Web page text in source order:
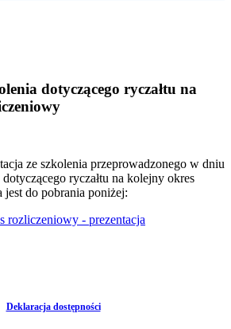
dotyczącego ryczałtu na
ze szkolenia przeprowadzonego w dniu
ryczałtu na kolejny okres
do pobrania poniżej:
rozliczeniowy - prezentacja
Deklaracja dostępności